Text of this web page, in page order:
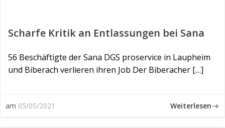
Scharfe Kritik an Entlassungen bei Sana
56 Beschäftigte der Sana DGS proservice in Laupheim
und Biberach verlieren ihren Job Der Biberacher […]
am 05/05/2021 Weiterlesen